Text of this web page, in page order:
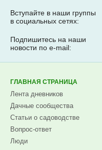
Вступайте в наши группы
в социальных сетях:
Подпишитесь на наши
новости по e-mail:
ГЛАВНАЯ СТРАНИЦА
Лента дневников
Дачные сообщества
Статьи о садоводстве
Вопрос-ответ
Люди